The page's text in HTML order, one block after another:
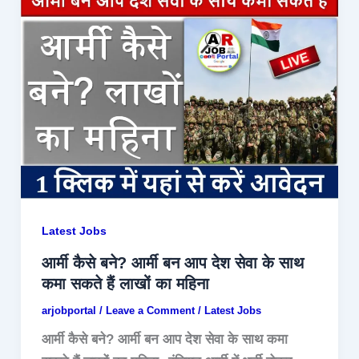
Latest Jobs
आर्मी कैसे बने? आर्मी बन आप देश सेवा के साथ
कमा सकते हैं लाखों का महिना
arjobportal / Leave a Comment / Latest Jobs
आर्मी कैसे बने? आर्मी बन आप देश सेवा के साथ कमा